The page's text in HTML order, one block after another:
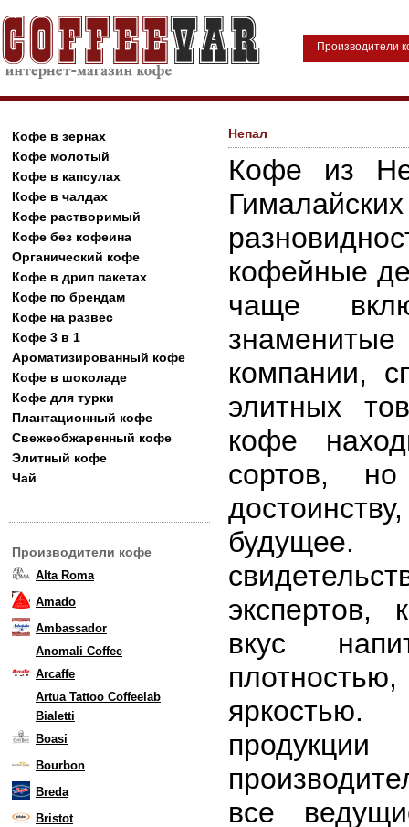
Производители
Кофе в зернах
Кофе молотый
Кофе в капсулах
Кофе в чалдах
Кофе растворимый
Кофе без кофеина
Органический кофе
Кофе в дрип пакетах
Кофе по брендам
Кофе на развес
Кофе 3 в 1
Ароматизированный кофе
Кофе в шоколаде
Кофе для турки
Плантационный кофе
Свежеобжаренный кофе
Элитный кофе
Чай
Производители кофе
Alta Roma
Amado
Ambassador
Anomali Coffee
Arcaffe
Artua Tattoo Coffeelab
Bialetti
Boasi
Bourbon
Breda
Bristot
Непал
Кофе из
кофейные
чаще
компании,
элитных
кофе
сортов,
будущее.
экспертов,
вкус
яркостью.
продукции
все